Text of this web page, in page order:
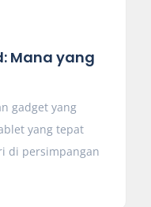
Mana yang
gadget yang
yang tepat
di persimpangan